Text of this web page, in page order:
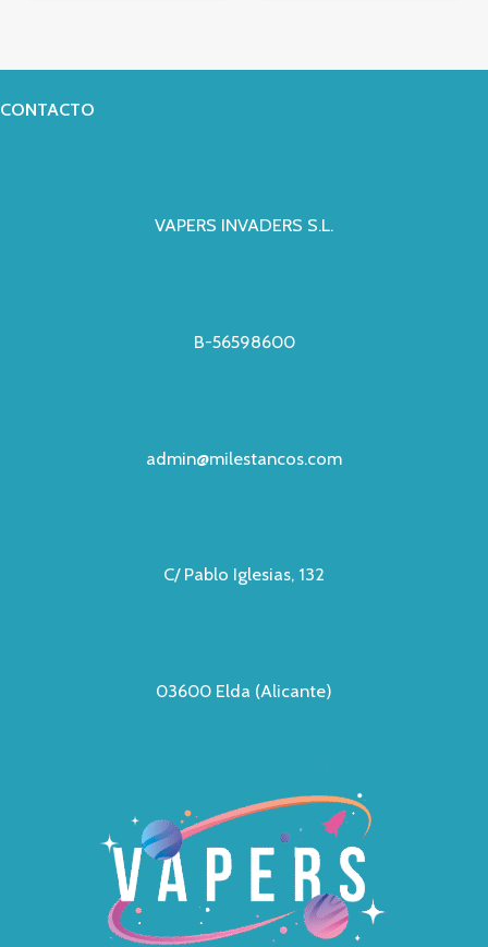
CONTACTO
VAPERS INVADERS S.L.
B-56598600
admin@milestancos.com
C/ Pablo Iglesias, 132
03600 Elda (Alicante)